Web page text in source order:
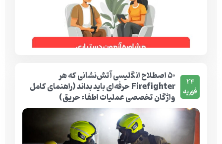
24
فوریه
۵۰ اصطلاح انگلیسی آتش‌نشانی که هر
Firefighter حرفه‌ای باید بداند (راهنمای کامل
واژگان تخصصی عملیات اطفاء حریق)